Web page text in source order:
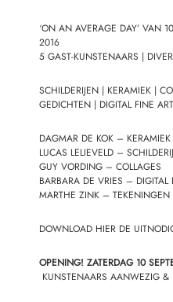
‘ON AN AVERAGE DAY’ VAN
2016
5 GAST-KUNSTENAARS |
SCHILDERIJEN | KERAMIEK |
GEDICHTEN | DIGITAL FINE
DAGMAR DE KOK – KERAMIEK
LUCAS LELIEVELD –
GUY VORDING – COLLAGES
BARBARA DE VRIES – DIGITAL
MARTHE ZINK –
DOWNLOAD HIER DE
OPENING! ZATERDAG 10
KUNSTENAARS AANWEZIG &